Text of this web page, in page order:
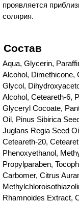
проявляется
солярия.
Состав
Aqua, Glycerin,
Alcohol, Dimethicone,
Glycol,
Alcohol, Ceteareth-6,
Glyceryl Cocoate,
Oil, Pinus Sibirica
Juglans Regia Seed
Ceteareth-20,
Phenoxyethanol,
Propylparaben,
Carbomer, Citrus
Rhamnoides Extract,